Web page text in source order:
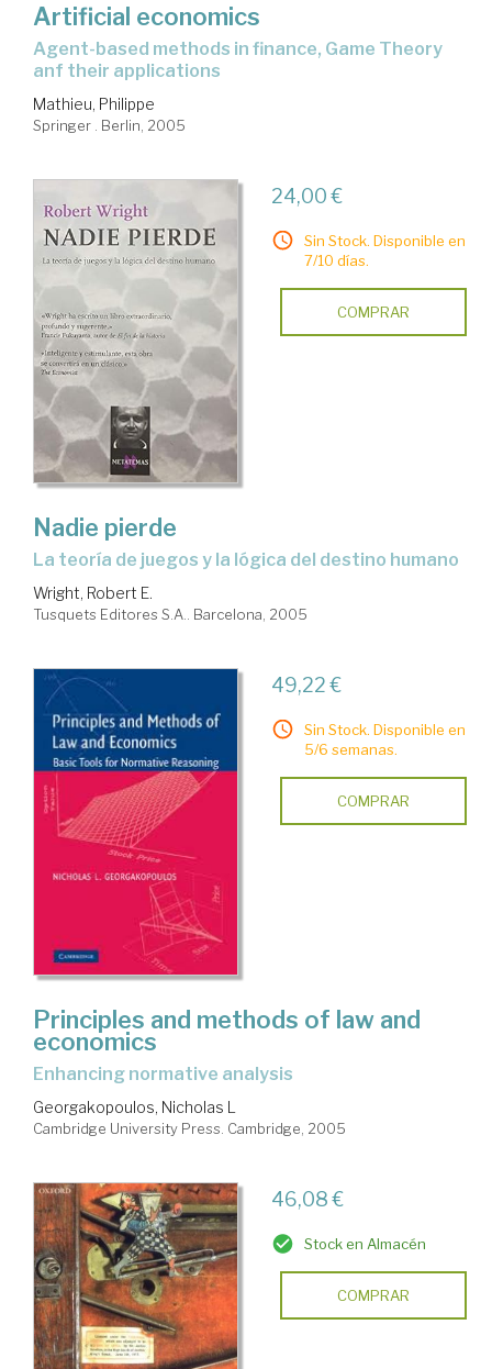
Artificial economics
agent-based methods in finance, Game Theory
anf their applications
Mathieu, Philippe
Springer . Berlin, 2005
24,00 €
Sin Stock. Disponible en
7/10 días.
COMPRAR
Nadie pierde
la teoría de juegos y la lógica del destino humano
Wright, Robert E.
Tusquets Editores S.A.. Barcelona, 2005
49,22 €
Sin Stock. Disponible en
5/6 semanas.
COMPRAR
Principles and methods of law and
economics
enhancing normative analysis
Georgakopoulos, Nicholas L
Cambridge University Press. Cambridge, 2005
46,08 €
Stock en Almacén
COMPRAR